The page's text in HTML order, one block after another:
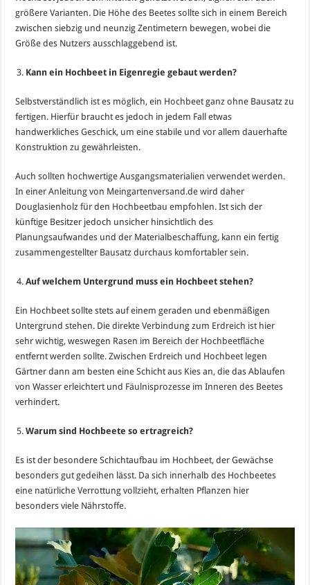
größere Varianten. Die Höhe des Beetes sollte sich in einem Bereich
zwischen siebzig und neunzig Zentimetern bewegen, wobei die
Größe des Nutzers ausschlaggebend ist.
Kann ein Hochbeet in Eigenregie gebaut werden?
Selbstverständlich ist es möglich, ein Hochbeet ganz ohne Bausatz zu
fertigen. Hierfür braucht es jedoch in jedem Fall etwas
handwerkliches Geschick, um eine stabile und vor allem dauerhafte
Konstruktion zu gewährleisten.
Auch sollten hochwertige Ausgangsmaterialien verwendet werden.
In einer Anleitung von Meingartenversand.de wird daher
Douglasienholz für den Hochbeetbau empfohlen. Ist sich der
künftige Besitzer jedoch unsicher hinsichtlich des
Planungsaufwandes und der Materialbeschaffung, kann ein fertig
zusammengestellter Bausatz durchaus komfortabler sein.
Auf welchem Untergrund muss ein Hochbeet stehen?
Ein Hochbeet sollte stets auf einem geraden und ebenmäßigen
Untergrund stehen. Die direkte Verbindung zum Erdreich ist hier
sehr wichtig, weswegen Rasen im Bereich der Hochbeetfläche
entfernt werden sollte. Zwischen Erdreich und Hochbeet legen
Gärtner dann am besten eine Schicht aus Kies an, die das Ablaufen
von Wasser erleichtert und Fäulnisprozesse im Inneren des Beetes
verhindert.
Warum sind Hochbeete so ertragreich?
Es ist der besondere Schichtaufbau im Hochbeet, der Gewächse
besonders gut gedeihen lässt. Da sich innerhalb des Hochbeetes
eine natürliche Verrottung vollzieht, erhalten Pflanzen hier
besonders viele Nährstoffe.